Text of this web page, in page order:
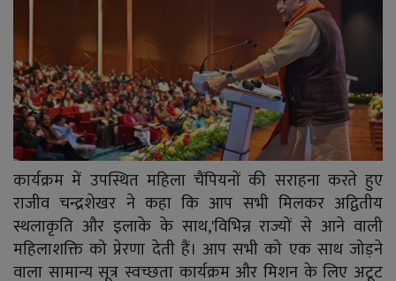
कार्यक्रम में उपस्थित महिला चैंपियनों की सराहना करते हुए
राजीव चन्द्रशेखर ने कहा कि आप सभी मिलकर अद्वितीय
स्थलाकृति और इलाके के साथ,'विभिन्न राज्यों से आने वाली
महिलाशक्ति को प्रेरणा देती हैं। आप सभी को एक साथ जोड़ने
वाला सामान्य सूत्र स्वच्छता कार्यक्रम और मिशन के लिए अटूट